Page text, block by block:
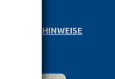
HINWEISE